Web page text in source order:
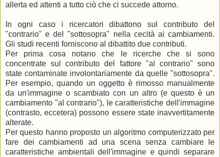
allerta ed attenti a tutto ciò che ci succede attorno.
In ogni caso i ricercatori dibattono sul contributo del
"contrario" e del "sottosopra" nella cecità ai cambiamenti.
Gli studi recenti forniscono al dibattito due contributi.
Per prima cosa notano che le ricerche che si sono
concentrate sul contributo del fattore "al contrario" sono
state contaminate involontariamente da quelle "sottosopra".
Per esempio, quando un oggetto è rimosso manualmente
da un'immagine o scambiato con un altro (e questo è un
cambiamento "al contrario"), le caratteristiche dell'immagine
(contrasto, eccetera) possono essere state inavvertitamente
alterate.
Per questo hanno proposto un algoritmo computerizzato per
fare dei cambiamenti ad una scena senza cambiare le
caratteristiche ambientali dell'immagine e quindi separare